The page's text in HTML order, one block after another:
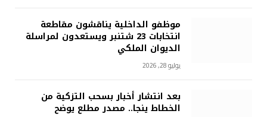
موظفو الداخلية يناقشون مقاطعة
انتخابات 23 شتنبر ويستعدون لمراسلة
الديوان الملكي
يوليو 28, 2026
بعد انتشار أخبار بسحب التزكية من
الخطاط ينجا.. مصدر مطلع يوضح